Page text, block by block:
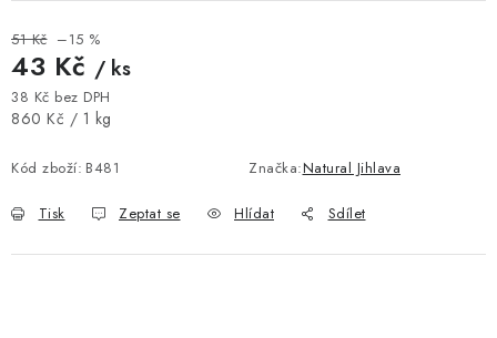
51 Kč –15 %
43 Kč / ks
38 Kč bez DPH
Měrná cena:
860 Kč / 1 kg
Kód zboží: B481 Značka:Natural Jihlava
Tisk Zeptat se Hlídat Sdílet